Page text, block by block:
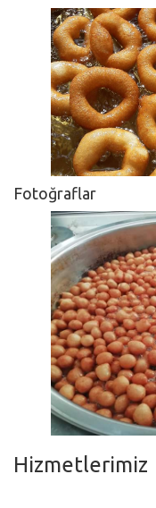
Fotoğraflar
Hizmetlerimiz